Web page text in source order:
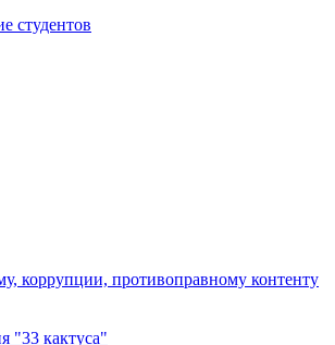
студентов
коррупции, противоправному контенту
"33 кактуса"